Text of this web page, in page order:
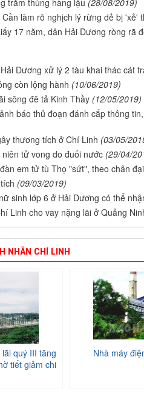
làm rõ nghịch lý rừng dẻ bị 'xẻ'
17 năm, dân Hải Dương ròng rã
Dương xử lý 2 tàu khai thác cát
còn lộng hành (10/06/2019)
sông đê tả Kinh Thầy (12/05/2019)
báo thủ đoạn đánh cắp thông
thương tích ở Chí Linh (03/05/
tử vong do đuối nước (29/04/
em tử tù Thọ "sứt", theo chân
(09/03/2019)
sinh lớp 6 ở Hải Dương có thể
Linh cho vay nặng lãi ở Quảng
NHÂN CHÍ LINH
quý III tăng
tiết giảm chi
Nhà máy